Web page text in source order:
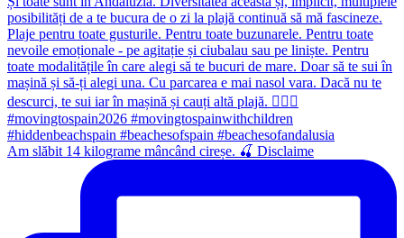
Am slăbit 14 kilograme mâncând cireșe. 🍒 Disclaime